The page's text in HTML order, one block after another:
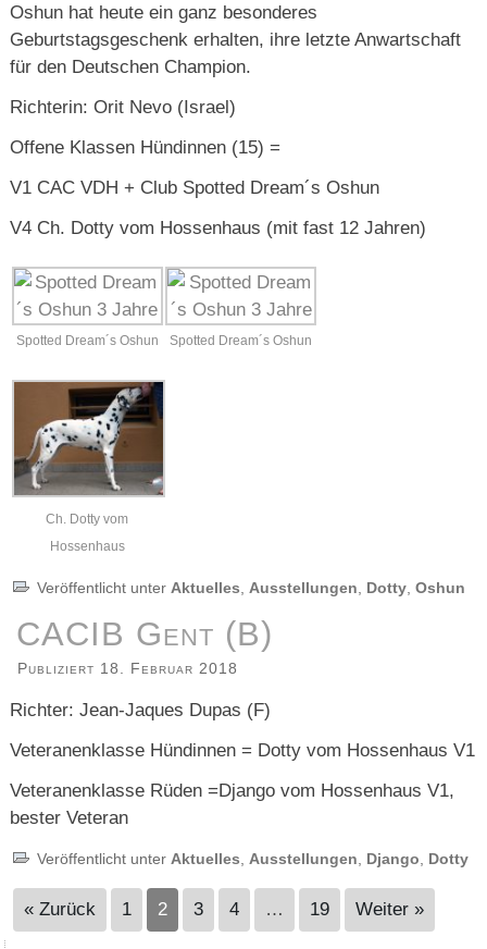
Oshun hat heute ein ganz besonderes
Geburtstagsgeschenk erhalten, ihre letzte Anwartschaft
für den Deutschen Champion.
Richterin: Orit Nevo (Israel)
Offene Klassen Hündinnen (15) =
V1 CAC VDH + Club Spotted Dream´s Oshun
V4 Ch. Dotty vom Hossenhaus (mit fast 12 Jahren)
Spotted Dream´s Oshun Spotted Dream´s Oshun
Ch. Dotty vom
Hossenhaus
Veröffentlicht unter Aktuelles Ausstellungen Dotty ,Oshun
CACIB Gent (B)
Publiziert 18. Februar 2018
Richter: Jean-Jaques Dupas (F)
Veteranenklasse Hündinnen = Dotty vom Hossenhaus V1
Veteranenklasse Rüden =Django vom Hossenhaus V1,
bester Veteran
Veröffentlicht unter Aktuelles Ausstellungen Django Dotty
« Zurück 1 2 3 4 … 19 Weiter »